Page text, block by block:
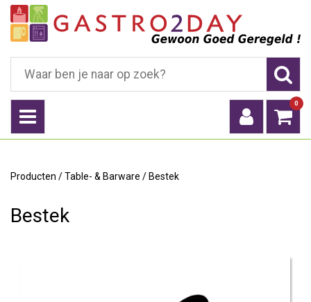
0
Producten /Table- & Barware / Bestek
Bestek